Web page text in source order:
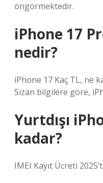
öngörmektedir.
iPhone 17
nedir?
iPhone 17 Kaç TL, ne
Sızan bilgilere göre,
Yurtdışı
kadar?
IMEI Kayıt Ücreti